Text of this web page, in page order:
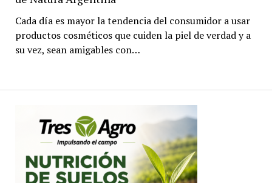
Cada día es mayor la tendencia del consumidor a usar
productos cosméticos que cuiden la piel de verdad y a
su vez, sean amigables con…